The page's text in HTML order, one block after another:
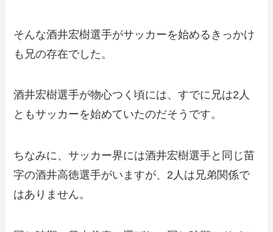
そんな酒井宏樹選手がサッカーを始めるきっかけ
も兄の存在でした。
酒井宏樹選手が物心つく頃には、すでに兄は2人
ともサッカーを始めていたのだそうです。
ちなみに、サッカー界には酒井宏樹選手と同じ苗
字の酒井高徳選手がいますが、2人は兄弟関係で
はありません。